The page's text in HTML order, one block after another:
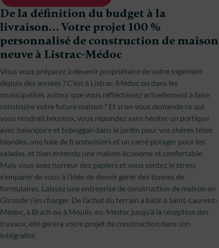
De la définition du budget à la
livraison… Votre projet 100 %
personnalisé de construction de maison
neuve à Listrac-Médoc
Vous vous préparez à devenir propriétaire de votre logement
depuis des années ? C’est à Listrac-Médoc ou dans les
municipalités autour que vous réfléchissez actuellement à faire
construire votre future maison ? Et si on vous demande ce qui
vous rendrait heureux, vous répondez sans hésiter un portique
avec balançoire et toboggan dans le jardin pour vos chères têtes
blondes, une haie de framboisiers et un carré potager pour les
salades, et bien entendu une maison économe et confortable.
Mais vous avez horreur des papiers et vous sentez le stress
s’emparer de vous à l’idée de devoir gérer des tonnes de
formulaires. Laissez une entreprise de construction de maison en
Gironde s’en charger. De l’achat du terrain à bâtir à Saint-Laurent-
Médoc, à Brach ou à Moulis-en-Médoc jusqu’à la réception des
travaux, elle gérera votre projet de construction dans son
intégralité.